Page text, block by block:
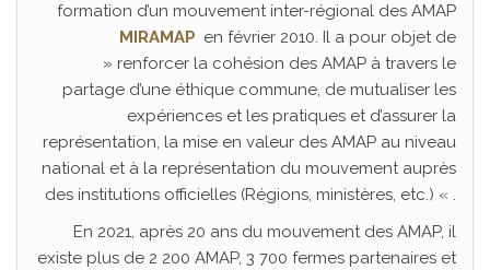
formation d’un mouvement inter-régional des AMAP
MIRAMAP en février 2010. Il a pour objet de
» renforcer la cohésion des AMAP à travers le
partage d’une éthique commune, de mutualiser les
expériences et les pratiques et d’assurer la
représentation, la mise en valeur des AMAP au niveau
national et à la représentation du mouvement auprès
des institutions officielles (Régions, ministères, etc.) « .
En 2021, après 20 ans du mouvement des AMAP, il
existe plus de 2 200 AMAP, 3 700 fermes partenaires et